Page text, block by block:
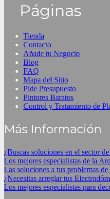
Páginas
Tienda
Contacto
Añade tu Negocio
Blog
FAQ
Mapa del Sitio
Pide Presupuesto
Pintores Baratos
Control y Tratamiento de
Más Información
¿Buscas soluciones en el sector
Los mejores especialistas de la
Las soluciones a tus problemas
¿Necesitas arreglar tus
Los mejores especialistas para